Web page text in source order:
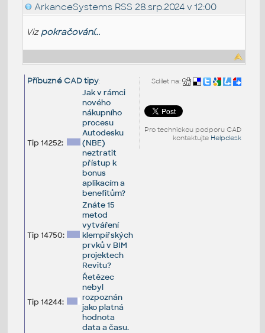
ArkanceSystems RSS 28.srp.2024 v 12:00
Viz pokračování...
Sdílet na:
Pro technickou podporu CAD
kontaktujte Helpdesk
Příbuzné CAD tipy:
Tip 14252:
Jak v rámci
nového
nákupního
procesu
Autodesku
(NBE)
neztratit
přístup k
bonus
aplikacím a
benefitům?
Tip 14750:
Znáte 15
metod
vytváření
klempířských
prvků v BIM
projektech
Revitu?
Tip 14244:
Řetězec
nebyl
rozpoznán
jako platná
hodnota
data a času.